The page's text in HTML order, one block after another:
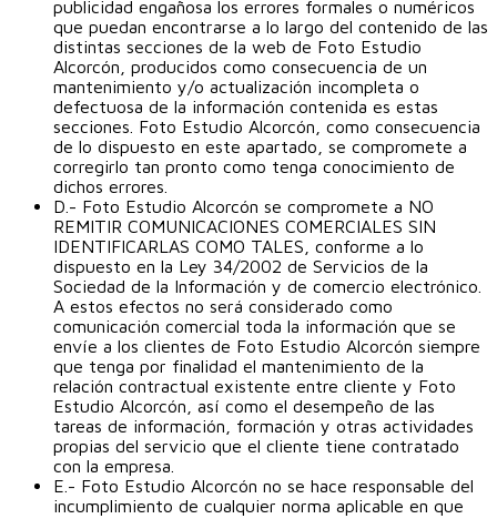
publicidad engañosa los errores formales o numéricos
que puedan encontrarse a lo largo del contenido de las
distintas secciones de la web de Foto Estudio
Alcorcón, producidos como consecuencia de un
mantenimiento y/o actualización incompleta o
defectuosa de la información contenida es estas
secciones. Foto Estudio Alcorcón, como consecuencia
de lo dispuesto en este apartado, se compromete a
corregirlo tan pronto como tenga conocimiento de
dichos errores.
D.- Foto Estudio Alcorcón se compromete a NO
REMITIR COMUNICACIONES COMERCIALES SIN
IDENTIFICARLAS COMO TALES, conforme a lo
dispuesto en la Ley 34/2002 de Servicios de la
Sociedad de la Información y de comercio electrónico.
A estos efectos no será considerado como
comunicación comercial toda la información que se
envíe a los clientes de Foto Estudio Alcorcón siempre
que tenga por finalidad el mantenimiento de la
relación contractual existente entre cliente y Foto
Estudio Alcorcón, así como el desempeño de las
tareas de información, formación y otras actividades
propias del servicio que el cliente tiene contratado
con la empresa.
E.- Foto Estudio Alcorcón no se hace responsable del
incumplimiento de cualquier norma aplicable en que